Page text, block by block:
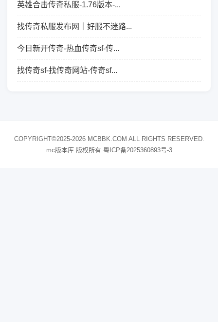
英雄合击传奇私服-1.76版本-...
找传奇私服发布网｜好服不迷路...
今日新开传奇-热血传奇sf-传...
找传奇sf-找传奇网站-传奇sf...
COPYRIGHT©2025-2026 MCBBK.COM ALL RIGHTS RESERVED.
mc版本库 版权所有 粤ICP备2025360893号-3